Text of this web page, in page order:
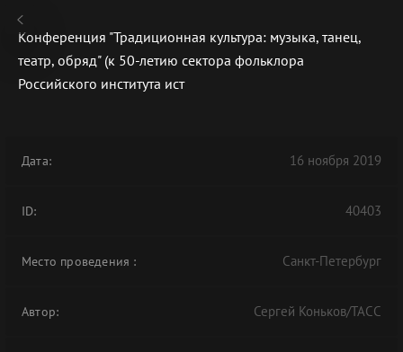
В АРХИВЕ
Конференция "Традиционная культура: музыка, танец,
театр, обряд" (к 50-летию сектора фольклора
Российского института ист
Дата: 16 ноября 2019
ID: 40403
Место проведения : Санкт-Петербург
Автор: Сергей Коньков/ТАСС